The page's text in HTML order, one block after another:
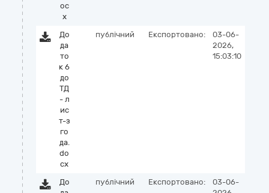
oc
x
До
да
то
к 6
до
ТД
- л
ис
т-з
го
да.
do
cx
публічний Експортовано:
03-06-
2026,
15:03:10
До
публічний Експортовано:
03-06-